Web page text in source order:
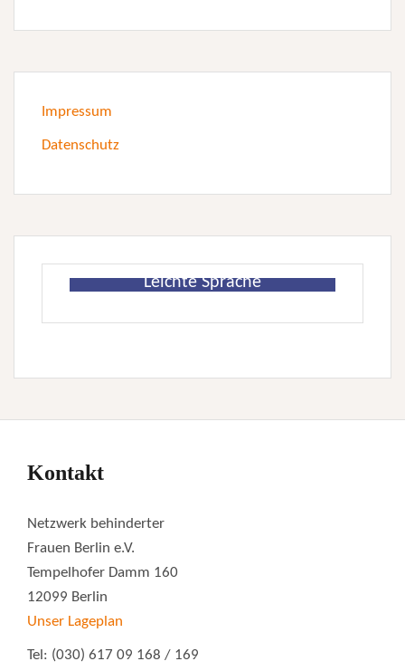
Impressum
Datenschutz
Leichte Sprache
Kontakt
Netzwerk behinderter
Frauen Berlin e.V.
Tempelhofer Damm 160
12099 Berlin
Unser Lageplan
Tel: (030) 617 09 168 / 169